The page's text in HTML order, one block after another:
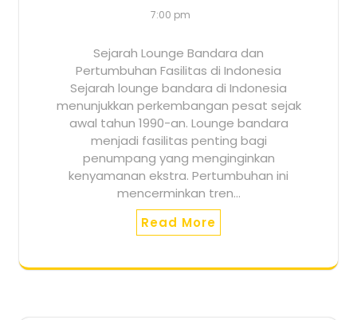
7:00 pm
Sejarah Lounge Bandara dan
Pertumbuhan Fasilitas di Indonesia
Sejarah lounge bandara di Indonesia
menunjukkan perkembangan pesat sejak
awal tahun 1990-an. Lounge bandara
menjadi fasilitas penting bagi
penumpang yang menginginkan
kenyamanan ekstra. Pertumbuhan ini
mencerminkan tren…
Read More